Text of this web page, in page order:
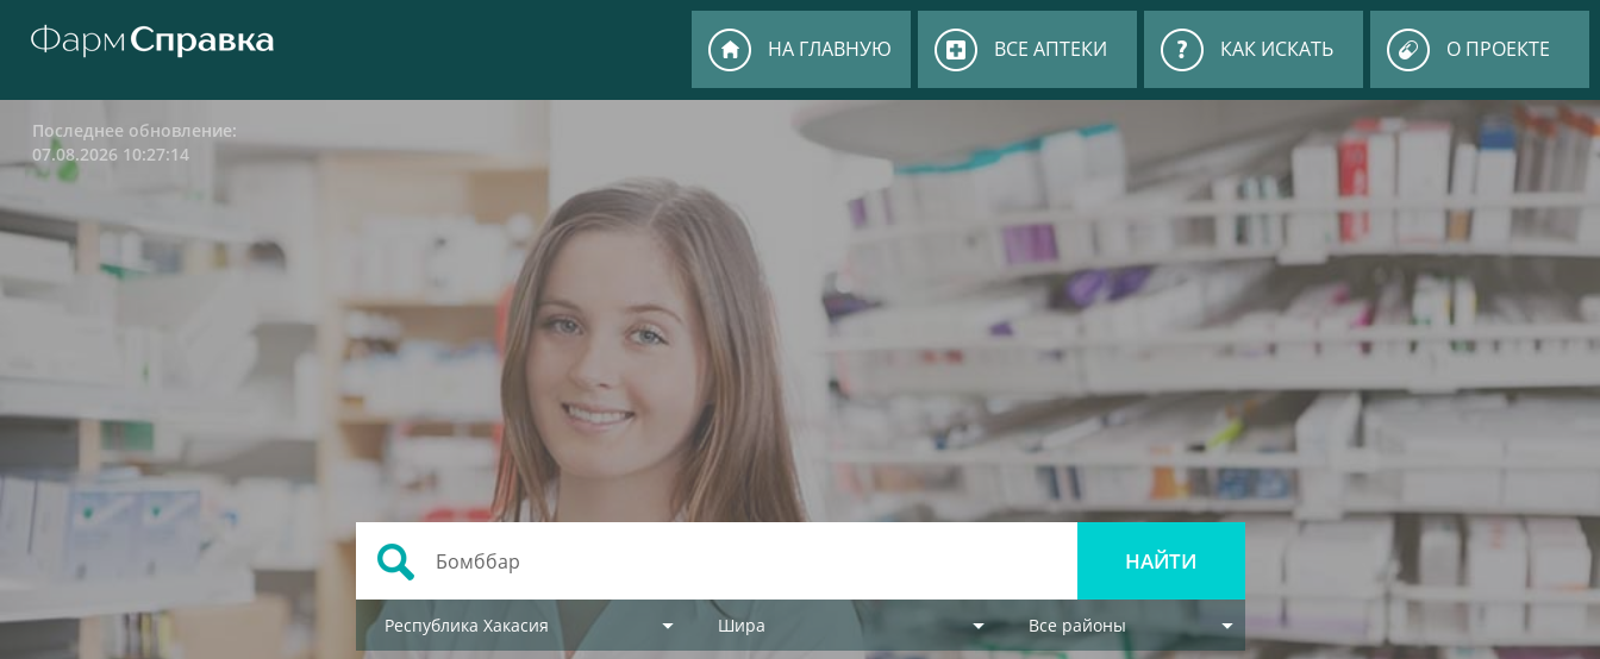
НА ГЛАВНУЮ ВСЕ АПТЕКИ КАК ИСКАТЬ О ПРОЕКТЕ
Последнее обновление:
07.08.2026 10:27:14
Республика Хакасия Шира Все районы